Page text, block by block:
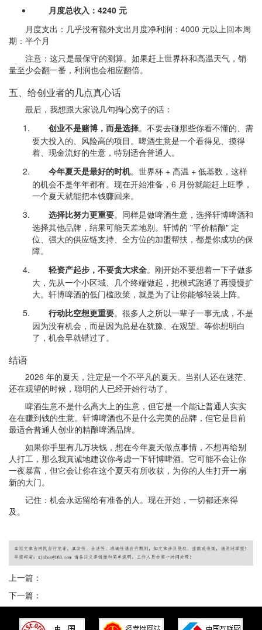
月度总收入：4240 元
月度支出：几乎没有额外支出月度净利润：4000 元以上回本周
期：半个月
注意：这只是最保守的测算。如果赶上世界杯和高温天气，销
量至少会翻一番，利润也会相应翻倍。
五、给创业者的几点真心话
最后，我想跟大家说几句掏心窝子的话：
创业不是赌博，而是选择。不要去碰那些你看不懂的、需
要大投入的、风险高的项目。啤酒生意是一个看得见、摸得
着、现金流好的生意，特别适合普通人。
今年夏天是最好的时机。世界杯 + 高温 + 低基数，这样
的机会不是年年都有。现在开始准备，6 月份就能赶上旺季，
一个夏天就能把本钱赚回来。
选择比努力更重要。同样是做啤酒生意，选择轩博啤酒和
选择其他品牌，结果可能天差地别。轩博的 "平价精酿" 定
位、强大的供应链支持、全方位的加盟帮扶，都是你成功的保
障。
轻资产起步，不要贪大求全。刚开始不要想着一下子做多
大，先从一个小区域、几个终端做起，把模式跑通了再慢慢扩
大。轩博啤酒的低门槛政策，就是为了让你能够轻装上阵。
行动比空想更重要。很多人之所以一辈子一事无成，不是
因为没有机会，而是因为总是在犹豫、在观望。等你想明白
了，机会早就错过了。
结语
2026 年的夏天，注定是一个不平凡的夏天。当别人还在迷茫、
还在观望的时候，聪明的人已经开始行动了。
啤酒生意不是什么高大上的生意，但它是一个能让普通人实实
在在赚到钱的生意。轩博啤酒也不是什么完美的品牌，但它是目前
最适合普通人创业的精酿啤酒品牌。
如果你手里有几万块钱，想在今年夏天做点事情，不想再给别
人打工，那么我真诚地建议你考虑一下轩博啤酒。它可能不会让你
一夜暴富，但它会让你在这个夏天有所收获，为你的人生打开一扇
新的大门。
记住：机会永远留给有准备的人。现在开始，一切都还来得
及。
上一篇：
下一篇：